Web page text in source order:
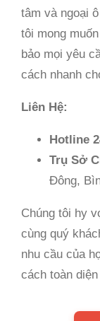
tâm và ngoại
tôi mong
bảo mọi yêu
cách nhanh
Liên Hệ:
Hotline
Trụ Sở
Đông,
Chúng tôi hy
cùng quý
nhu cầu của
cách toàn